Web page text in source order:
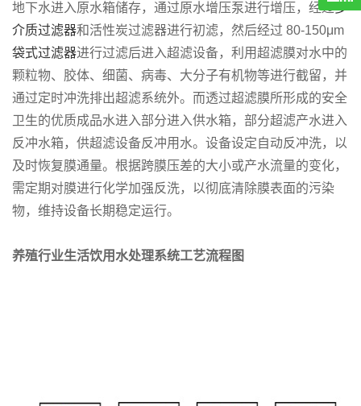
地下水进入原水箱储存，通过原水增压泵进行增压，经过多
介质过滤器和活性炭过滤器进行初滤，然后经过 80-150μm
袋式过滤器进行过滤后进入超滤设备，利用超滤膜对水中的
颗粒物、胶体、细菌、病毒、大分子有机物等进行截留，并
通过定时冲洗排出超滤系统外。而透过超滤膜所形成的安全
卫生的优质成品水进入部分进入供水箱，部分超滤产水进入
反冲水箱，供超滤设备反冲用水。设备设定自动反冲洗，以
及时恢复膜通量。根据跨膜压差的大小或产水流量的变化，
需定期对膜进行化学加强反洗，以彻底清除膜表面的污染
物，维持设备长期稳定运行。
养殖行业生活饮用水处理系统工艺流程图